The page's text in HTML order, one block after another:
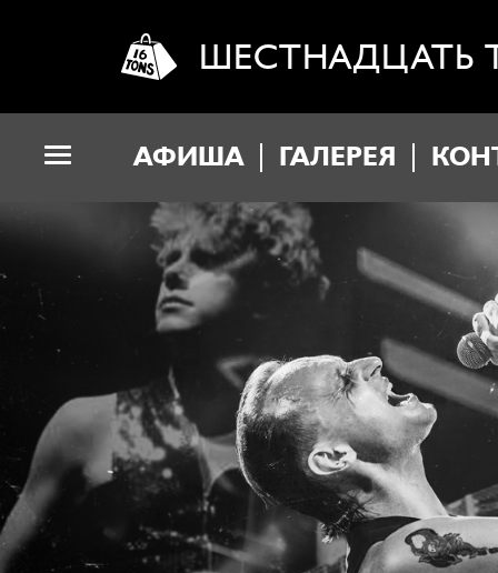
ШЕСТНАДЦАТЬ
АФИША ГАЛЕРЕЯ